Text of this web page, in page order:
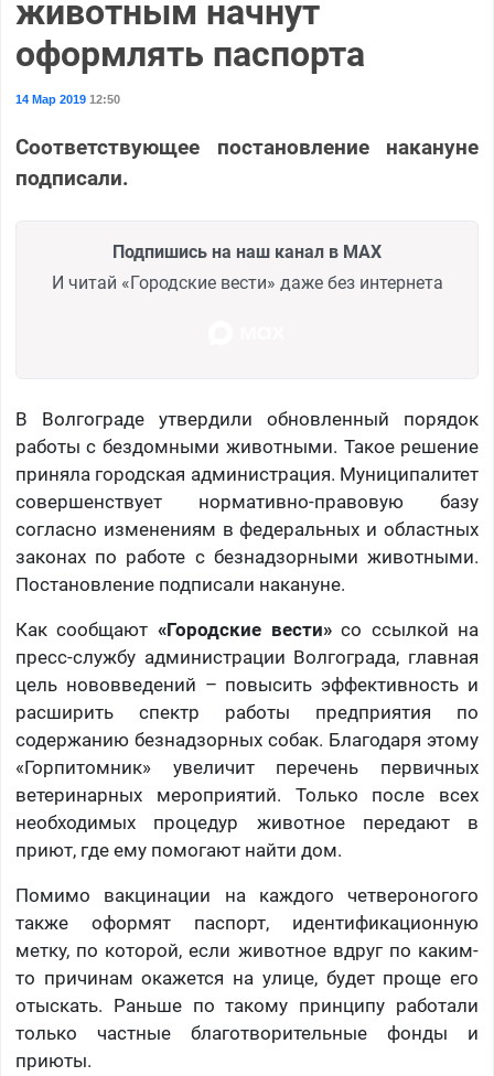
животным начнут
оформлять паспорта
14 Мар 201912:50
Соответствующее постановление накануне
подписали.
Подпишись на наш канал в MAX
И читай «Городские вести» даже без интернета
В Волгограде утвердили обновленный порядок
работы с бездомными животными. Такое решение
приняла городская администрация. Муниципалитет
совершенствует нормативно-правовую базу
согласно изменениям в федеральных и областных
законах по работе с безнадзорными животными.
Постановление подписали накануне.
Как сообщают «Городские вести»со ссылкой на
пресс-службу администрации Волгограда, главная
цель нововведений – повысить эффективность и
расширить спектр работы предприятия по
содержанию безнадзорных собак. Благодаря этому
«Горпитомник» увеличит перечень первичных
ветеринарных мероприятий. Только после всех
необходимых процедур животное передают в
приют, где ему помогают найти дом.
Помимо вакцинации на каждого четвероногого
также оформят паспорт, идентификационную
метку, по которой, если животное вдруг по каким-
то причинам окажется на улице, будет проще его
отыскать. Раньше по такому принципу работали
только частные благотворительные фонды и
приюты.